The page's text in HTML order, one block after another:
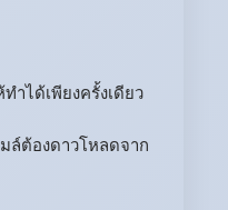
ำได้เพียงครั้งเดียว
ล์ต้องดาวโหลดจาก